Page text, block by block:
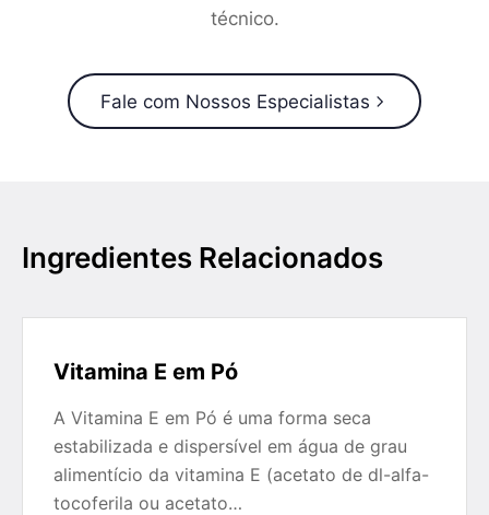
técnico.
Fale com Nossos Especialistas
Ingredientes Relacionados
Vitamina E em Pó
A Vitamina E em Pó é uma forma seca
estabilizada e dispersível em água de grau
alimentício da vitamina E (acetato de dl-alfa-
tocoferila ou acetato…